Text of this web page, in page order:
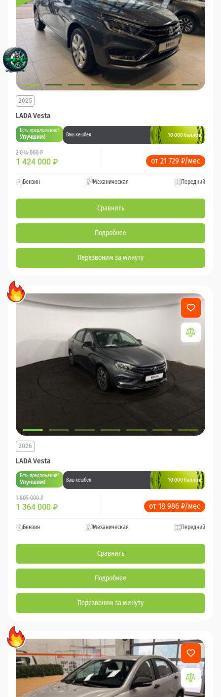
LADA Vesta
2025
Есть предложение?
Улучшим! Ваш кешбек 10 000 баллов
2 014 000 ₽
1 424 000 ₽ от 21 729 ₽/мес
Бензин Механическая Передний
Сравнить
Подробнее
Перезвоним за минуту
LADA Vesta
2026
Есть предложение?
Улучшим! Ваш кешбек 10 000 баллов
1 805 000 ₽
1 364 000 ₽ от 18 986 ₽/мес
Бензин Механическая Передний
Сравнить
Подробнее
Перезвоним за минуту